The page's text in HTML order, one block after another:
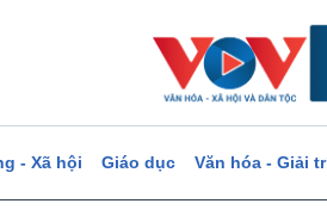
- Xã hội Giáo dục Văn hóa - Giải